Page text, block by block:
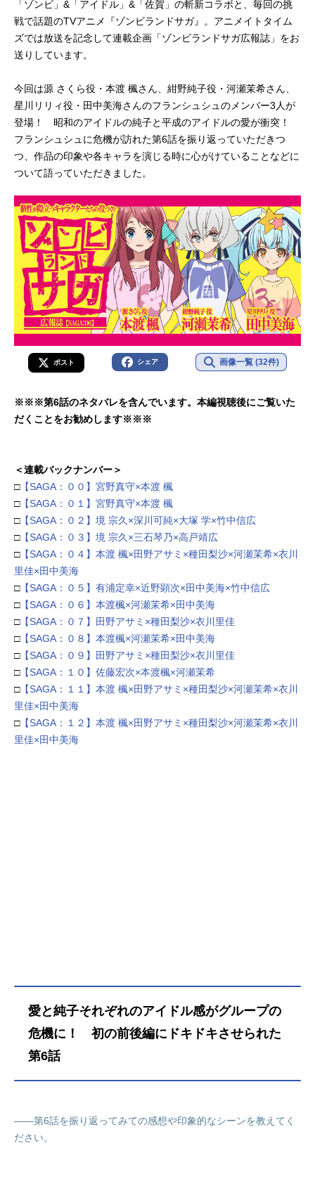
「ゾンビ」&「アイドル」&「佐賀」の斬新コラボと、毎回の挑
戦で話題のTVアニメ『ゾンビランドサガ』。アニメイトタイム
ズでは放送を記念して連載企画「ゾンビランドサガ広報誌」をお
送りしています。
今回は源 さくら役・本渡 楓さん、紺野純子役・河瀬茉希さん、
星川リリィ役・田中美海さんのフランシュシュのメンバー3人が
登場！ 昭和のアイドルの純子と平成のアイドルの愛が衝突！
フランシュシュに危機が訪れた第6話を振り返っていただきつ
つ、作品の印象や各キャラを演じる時に心がけていることなどに
ついて語っていただきました。
ポスト シェア 画像一覧 (32件)
※※※第6話のネタバレを含んでいます。本編視聴後にご覧いた
だくことをお勧めします※※※
＜連載バックナンバー＞
□【SAGA：００】宮野真守×本渡 楓
□【SAGA：０１】宮野真守×本渡 楓
□【SAGA：０２】境 宗久×深川可純×大塚 学×竹中信広
□【SAGA：０３】境 宗久×三石琴乃×高戸靖広
□【SAGA：０４】本渡 楓×田野アサミ×種田梨沙×河瀬茉希×衣川
里佳×田中美海
□【SAGA：０５】有浦定幸×近野顕次×田中美海×竹中信広
□【SAGA：０６】本渡楓×河瀬茉希×田中美海
□【SAGA：０７】田野アサミ×種田梨沙×衣川里佳
□【SAGA：０８】本渡楓×河瀬茉希×田中美海
□【SAGA：０９】田野アサミ×種田梨沙×衣川里佳
□【SAGA：１０】佐藤宏次×本渡楓×河瀬茉希
□【SAGA：１１】本渡 楓×田野アサミ×種田梨沙×河瀬茉希×衣川
里佳×田中美海
□【SAGA：１２】本渡 楓×田野アサミ×種田梨沙×河瀬茉希×衣川
里佳×田中美海
愛と純子それぞれのアイドル感がグループの
危機に！ 初の前後編にドキドキさせられた
第6話
――第6話を振り返ってみての感想や印象的なシーンを教えてく
ださい。